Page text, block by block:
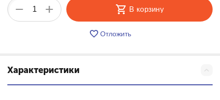
+
− В корзину
Отложить
Характеристики